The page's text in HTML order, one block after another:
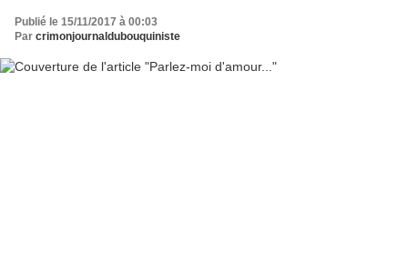
Publié le 15/11/2017 à 00:03
Par crimonjournaldubouquiniste